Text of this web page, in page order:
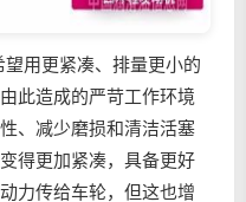
用更紧凑、排量更小的
此造成的严苛工作环境
、减少磨损和清洁活塞
得更加紧凑，具备更好
力传给车轮，但这也增